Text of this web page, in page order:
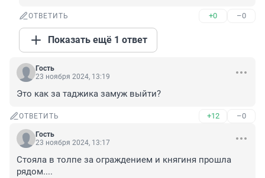
ОТВЕТИТЬ +0 –0
Показать ещё 1 ответ
Гость
23 ноября 2024, 13:19
Это как за таджика замуж выйти?
ОТВЕТИТЬ +12 –0
Гость
23 ноября 2024, 13:17
Стояла в толпе за ограждением и княгиня прошла
рядом....